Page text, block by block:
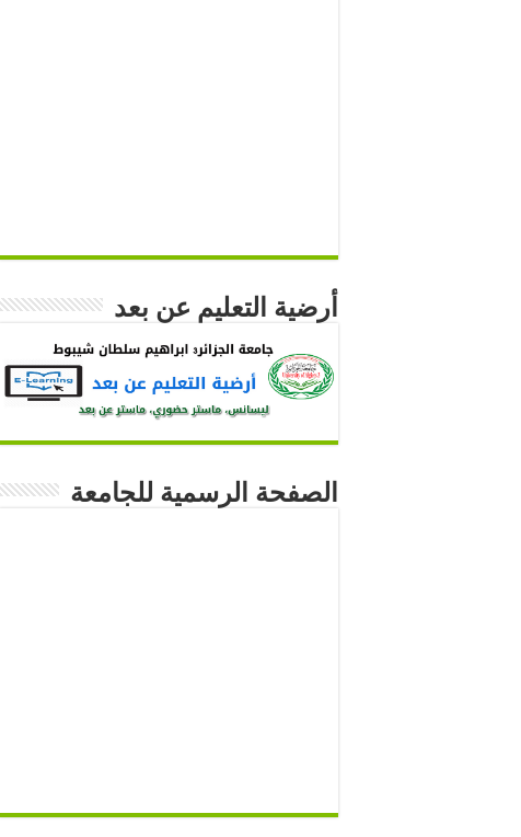
أرضية التعليم عن بعد
الصفحة الرسمية للجامعة